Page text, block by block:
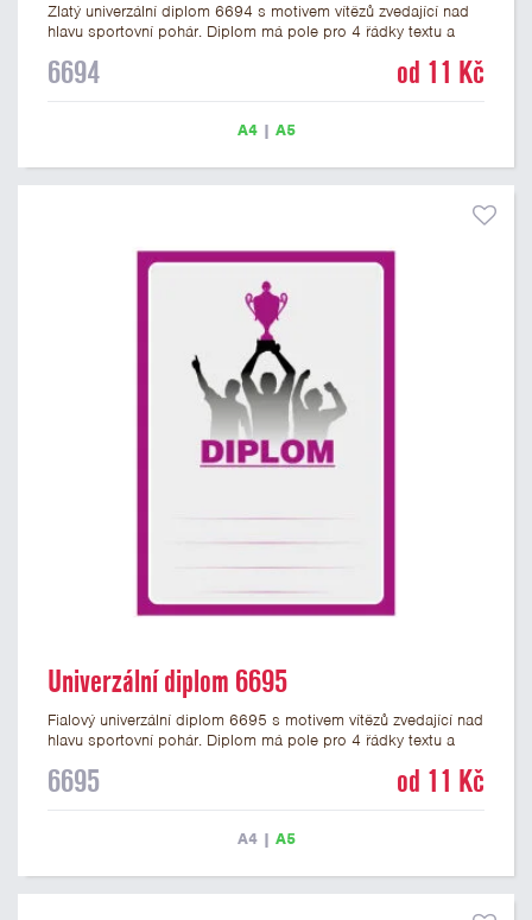
Zlatý univerzální diplom 6694 s motivem vítězů zvedající nad
hlavu sportovní pohár. Diplom má pole pro 4 řádky textu a
formátu A4 a A5. Tento univerzální diplom je vhodný pro
motivem vítězů s pohárem má gramáž 250 g/m2.
6694 od 11 Kč
A4| A5
Univerzální diplom 6695
Fialový univerzální diplom 6695 s motivem vítězů zvedající nad
hlavu sportovní pohár. Diplom má pole pro 4 řádky textu a
formátu A4 a A5. Tento univerzální diplom je vhodný pro
motivem vítězů s pohárem má gramáž 250 g/m2.
6695 od 11 Kč
A4| A5